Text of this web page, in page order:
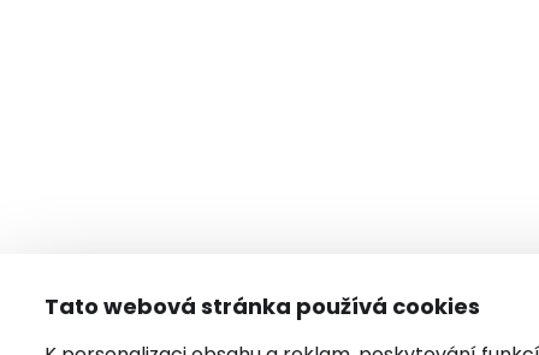
Tato webová stránka používá cookies